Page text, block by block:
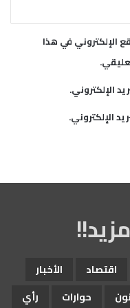
الإلكتروني في هذا
الإلكتروني.
الإلكتروني.
اقتصاد
الأخبار
حوارات رأي